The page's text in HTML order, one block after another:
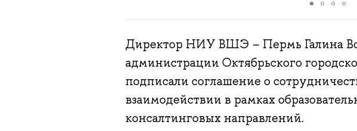
Директор НИУ ВШЭ – Пермь Галина
администрации Октябрьского
подписали соглашение о
взаимодействии в рамках
консалтинговых направлений.